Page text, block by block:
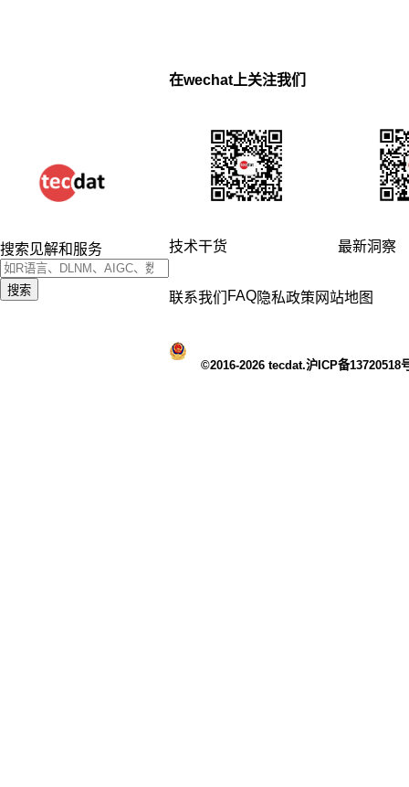
搜索见解和服务
搜索
在wechat上关注我们
技术干货 最新洞察
联系我们 FAQ隐私政策 网站地图
©2016-2026 tecdat.沪ICP备13720518